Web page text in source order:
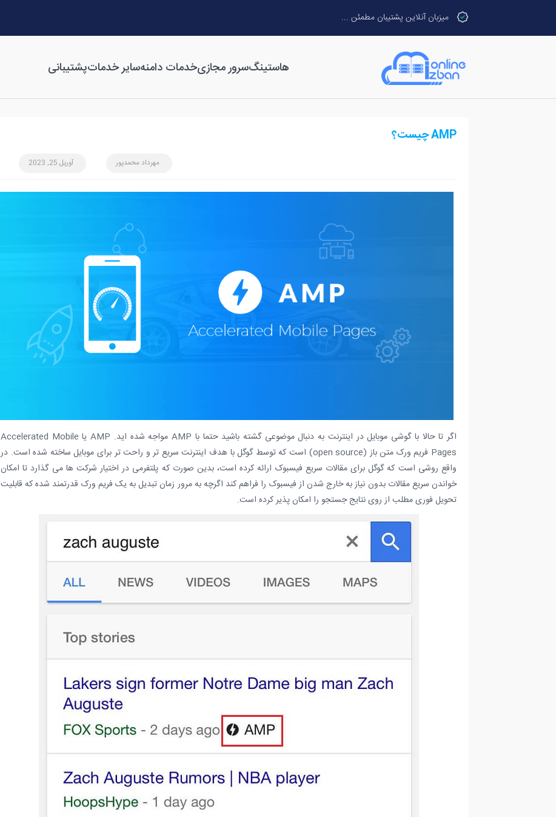
میزبان آنلاین پشتیبان مطمئن ...
هاستینگسرور مجازیخدمات دامنهسایر خدماتپشتیبانی
AMP چیست؟
مهرداد محمدپور آوریل 25, 2023
اگر تا حالا با گوشی موبایل در اینترنت به دنبال موضوعی گشته باشید حتما با AMP مواجه شده اید. AMP یا Accelerated Mobile
Pages فریم ورک متن باز (open source) است که توسط گوگل با هدف اینترنت سریع تر و راحت تر برای موبایل ساخته شده است. در
واقع روشی است که گوگل برای مقالات سریع فیسبوک ارائه کرده است، بدین صورت که پلتفرمی در اختیار شرکت ها می گذارد تا امکان
خواندن سریع مقالات بدون نیاز به خارج شدن از فیسبوک را فراهم کند اگرچه به مرور زمان تبدیل به یک فریم ورک قدرتمند شده که قابلیت
تحویل فوری مطلب از روی نتایج جستجو را امکان پذیر کرده است.